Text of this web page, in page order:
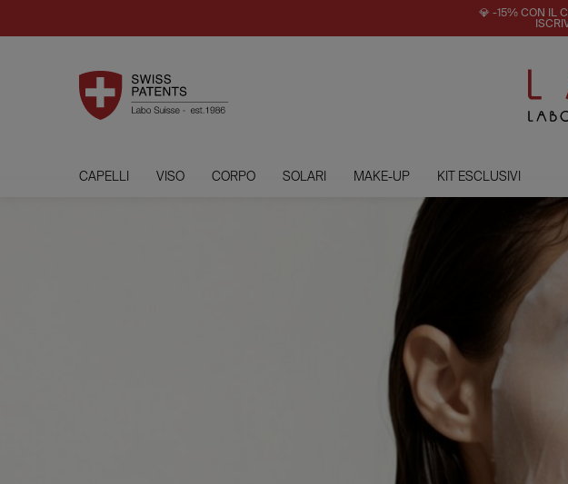
💎 -15% CON IL
CAPELLI VISO CORPO SOLARI MAKE-UP KIT ESCLUSIVI